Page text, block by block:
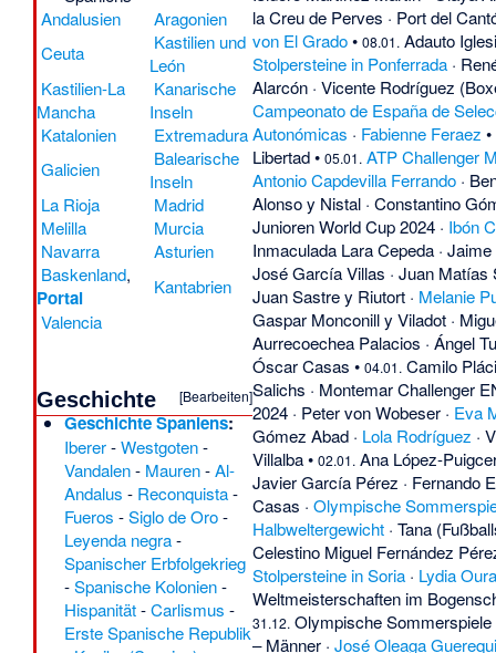
Andalusien
Aragonien
Ceuta
Kastilien und
León
Kastilien-La
Mancha
Kanarische
Inseln
Katalonien
Extremadura
Galicien
Balearische
Inseln
La Rioja
Madrid
Melilla
Murcia
Navarra
Asturien
Baskenland,
Portal
Kantabrien
Valencia
Geschichte [Bearbeiten]
Geschichte Spaniens:
Iberer-Westgoten-
Vandalen- Mauren-Al-
Andalus - Reconquista-
Fueros -Siglo de Oro-
Leyenda negra-
Spanischer Erbfolgekrieg
-Spanische Kolonien-
Hispanität-Carlismus -
Erste Spanische Republik
la Creu de Perves · Port del
von El Grado•08.01. Adauto
Stolpersteine in Ponferrada ·
Alarcón ·Vicente Rodríguez
Campeonato de España de
Autonómicas · Fabienne Feraez •
Libertad•05.01. ATP Challenger
Antonio Capdevilla Ferrando ·
Alonso y Nistal ·Constantino
Junioren World Cup 2024 · Ibón
Inmaculada Lara Cepeda ·
José García Villas ·Juan Matías
Juan Sastre y Riutort · Melanie
Gaspar Monconill y Viladot ·
Aurrecoechea Palacios ·Ángel
Óscar Casas •04.01. Camilo
Salichs · Montemar Challenger
2024 · Peter von Wobeser · Eva
Gómez Abad · Lola Rodríguez ·
Villalba•02.01. Ana López-
Javier García Pérez · Fernando
Casas ·Olympische
Halbweltergewicht ·Tana
Celestino Miguel Fernández
Stolpersteine in Soria · Lydia
Weltmeisterschaften im
31.12. Olympische
– Männer ·José Oleaga